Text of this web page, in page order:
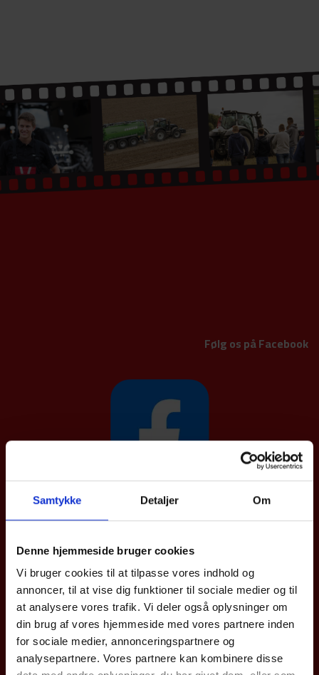
Samtykke Detaljer Om
Denne hjemmeside bruger cookies
Vi bruger cookies til at tilpasse vores indhold og
annoncer, til at vise dig funktioner til sociale medier og til
at analysere vores trafik. Vi deler også oplysninger om
din brug af vores hjemmeside med vores partnere inden
for sociale medier, annonceringspartnere og
analysepartnere. Vores partnere kan kombinere disse
Følg os på Facebook
Afdelinger
Valtec Gravens
Bramdrupvej 33
6040 Egtved
Tlf.: 75 55 42 66
valtec@valtec.dk
CVR: 39 00 69 79
ÅBNINGSTIDER
Værksted: